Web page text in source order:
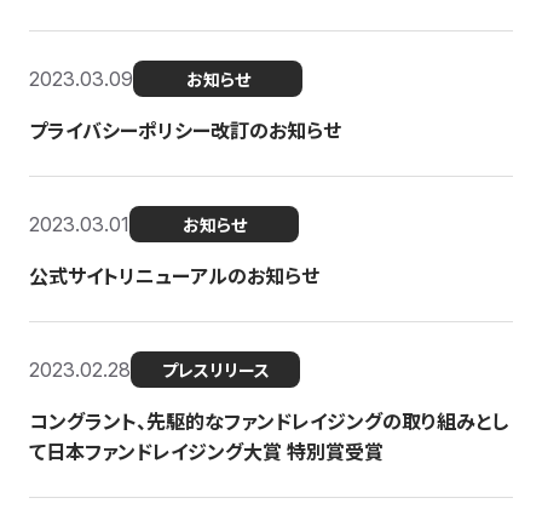
2023.03.09 お知らせ
プライバシーポリシー改訂のお知らせ
2023.03.01 お知らせ
公式サイトリニューアルのお知らせ
2023.02.28 プレスリリース
コングラント、先駆的なファンドレイジングの取り組みとし
て日本ファンドレイジング大賞 特別賞受賞